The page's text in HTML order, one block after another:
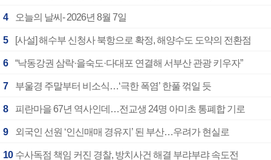
4 오늘의 날씨- 2026년 8월 7일
5 [사설] 해수부 신청사 북항으로 확정, 해양수도 도약의 전환점
6 “낙동강권 삼락·을숙도·다대포 연결해 서부산 관광 키우자”
7 부울경 주말부터 비소식…‘극한 폭염’ 한풀 꺾일 듯
8 피란마을 67년 역사인데…전교생 24명 아미초 통폐합 기로
9 외국인 선원 ‘인신매매 경유지’ 된 부산…우려가 현실로
10 수사독점 책임 커진 경찰, 방치사건 해결 부랴부랴 속도전